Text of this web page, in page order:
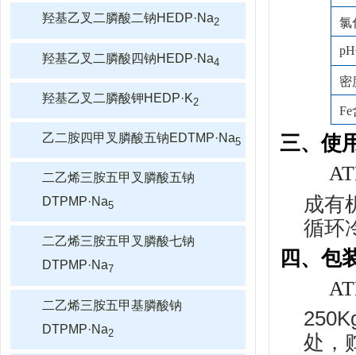
羟基乙叉二膦酸二钠HEDP·Na2
羟基乙叉二膦酸四钠HEDP·Na4
羟基乙叉二膦酸钾HEDP·K2
乙二胺四甲叉膦酸五钠EDTMP·Na5
二乙烯三胺五甲叉膦酸五钠
DTPMP·Na5
二乙烯三胺五甲叉膦酸七钠
DTPMP·Na7
二乙烯三胺五甲基膦酸钠
DTPMP·Na2
氯
密
Fe
三、使
成有
循环
四、包
处，